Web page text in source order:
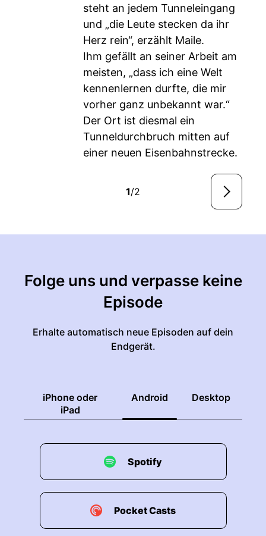
steht an jedem Tunneleingang
und „die Leute stecken da ihr
Herz rein“, erzählt Maile.
Ihm gefällt an seiner Arbeit am
meisten, „dass ich eine Welt
kennenlernen durfte, die mir
vorher ganz unbekannt war.“
Der Ort ist diesmal ein
Tunneldurchbruch mitten auf
einer neuen Eisenbahnstrecke.
1/2
Folge uns und verpasse keine
Episode
Erhalte automatisch neue Episoden auf dein
Endgerät.
iPhone oder
iPad
Android Desktop
Spotify
Pocket Casts